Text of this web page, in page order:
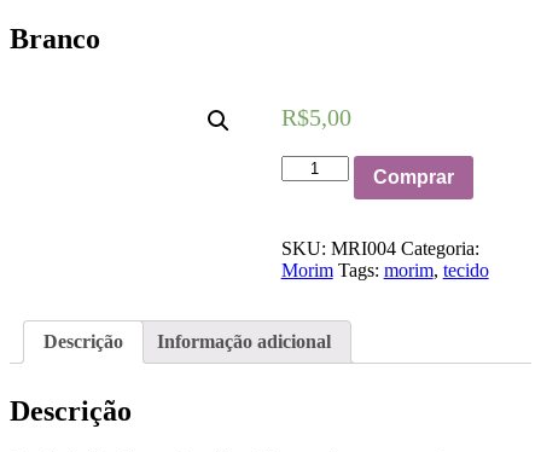
Branco
R$5,00
Branco
quantidade
Comprar
SKU: MRI004 Categoria:
Morim Tags: morim, tecido
Descrição Informação adicional
Descrição